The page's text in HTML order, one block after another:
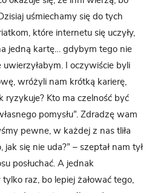
uśmiechamy się do tych
które internetu się uczyły,
jedną kartę… gdybym tego nie
uwierzyłabym. I oczywiście byli
wróżyli nam krótką karierę,
ryzykuje? Kto ma czelność być
pomysłu”. Zdradzę wam
pewne, w każdej z nas tliła
się nie uda?” – szeptał nam tył
posłuchać. A jednak
raz, bo lepiej żałować tego,